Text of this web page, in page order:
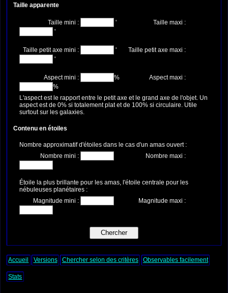
Taille apparente
Taille mini : '
Taille maxi :
'
Taille petit axe mini : '
Taille petit axe maxi :
'
Aspect mini : %
Aspect maxi :
%
L'aspect est le rapport entre le petit axe et le grand axe de l'objet. Un
aspect est de 0% si totalement plat et de 100% si circulaire. Utile
surtout sur les galaxies.
Contenu en étoiles
Nombre approximatif d'étoiles dans le cas d'un amas ouvert :
Nombre mini :
Nombre maxi :
Étoile la plus brillante pour les amas, l'étoile centrale pour les
nébuleuses planétaires :
Magnitude mini :
Magnitude maxi :
Accueil Versions Chercher selon des critères Observables facilement
Stats